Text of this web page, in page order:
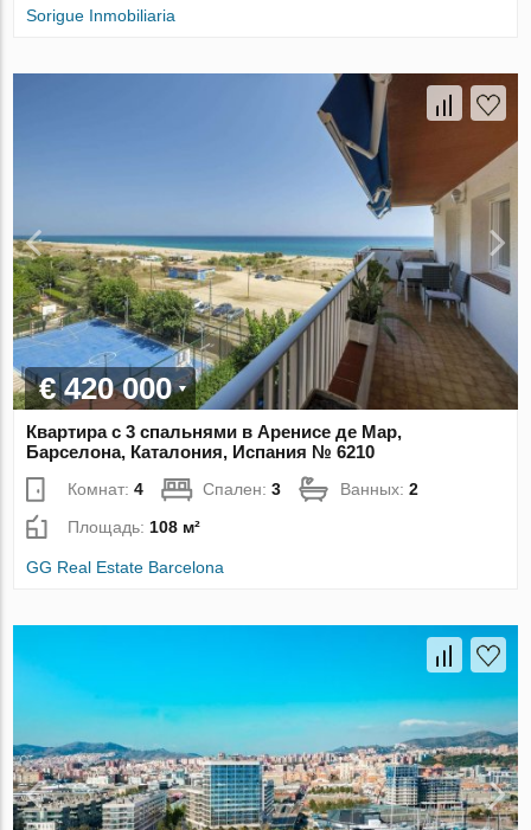
Sorigue Inmobiliaria
€ 420 000
Квартира с 3 спальнями в Аренисе де Мар,
Барселона, Каталония, Испания № 6210
Комнат:4 Спален:3 Ванных:2
Площадь: 108 м²
GG Real Estate Barcelona